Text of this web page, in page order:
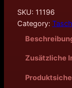
SKU: 11196
Category:
Zusätzliche